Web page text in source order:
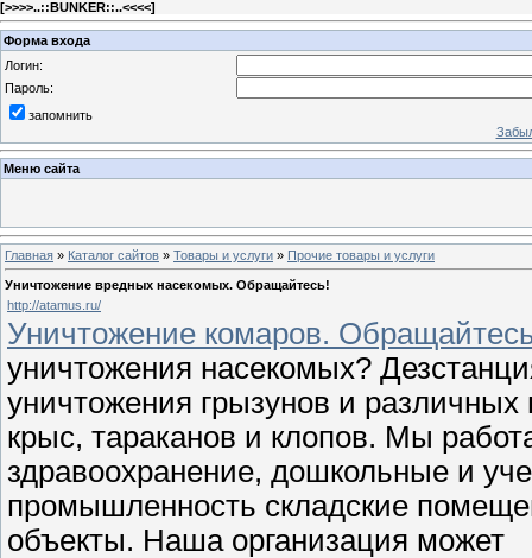
[>>>>..::BUNKER::..<<<<]
Форма входа
Логин:
Пароль:
запомнить
Меню сайта
Главная » Каталог сайтов » Товары и услуги » Прочие товары и услуги
Уничтожение вредных насекомых. Обращайтесь!
http://atamus.ru/
Уничтожение комаров.
уничтожения насекомых?
уничтожения грызунов и
крыс, тараканов и клопов. Мы
здравоохранение, дошкольные и
промышленность складские
объекты. Наша организация может